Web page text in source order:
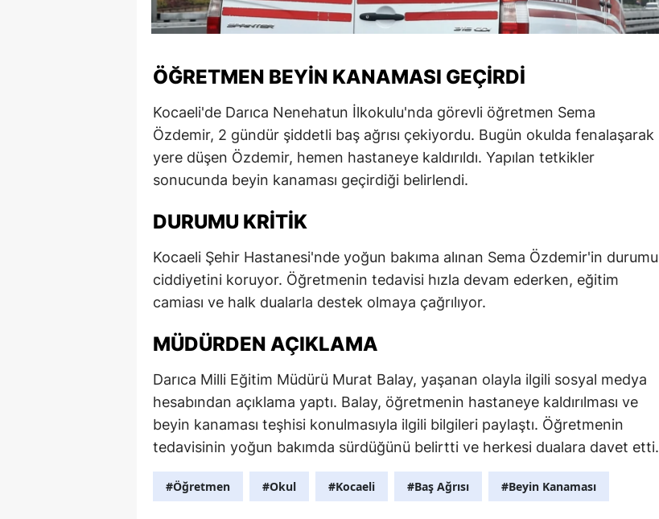
ÖĞRETMEN BEYIN KANAMASI GEÇIRDI
Kocaeli'de Darıca Nenehatun İlkokulu'nda görevli öğretmen Sema
Özdemir, 2 gündür şiddetli baş ağrısı çekiyordu. Bugün okulda fenalaşarak
yere düşen Özdemir, hemen hastaneye kaldırıldı. Yapılan tetkikler
sonucunda beyin kanaması geçirdiği belirlendi.
DURUMU KRITIK
Kocaeli Şehir Hastanesi'nde yoğun bakıma alınan Sema Özdemir'in durumu
ciddiyetini koruyor. Öğretmenin tedavisi hızla devam ederken, eğitim
camiası ve halk dualarla destek olmaya çağrılıyor.
MÜDÜRDEN AÇIKLAMA
Darıca Milli Eğitim Müdürü Murat Balay, yaşanan olayla ilgili sosyal medya
hesabından açıklama yaptı. Balay, öğretmenin hastaneye kaldırılması ve
beyin kanaması teşhisi konulmasıyla ilgili bilgileri paylaştı. Öğretmenin
tedavisinin yoğun bakımda sürdüğünü belirtti ve herkesi dualara davet etti.
#Öğretmen #Okul #Kocaeli #Baş Ağrısı #Beyin Kanaması